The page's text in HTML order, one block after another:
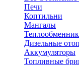
Печи
Коптильни
Мангалы
Дизельные
Аккумуляторы
Топливные